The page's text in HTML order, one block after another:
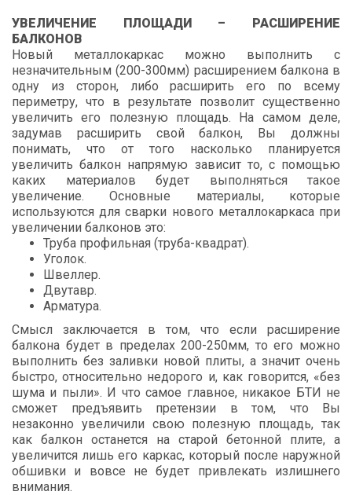
УВЕЛИЧЕНИЕ ПЛОЩАДИ – РАСШИРЕНИЕ
БАЛКОНОВ
Новый металлокаркас можно выполнить с
незначительным (200-300мм) расширением балкона в
одну из сторон, либо расширить его по всему
периметру, что в результате позволит существенно
увеличить его полезную площадь. На самом деле,
задумав расширить свой балкон, Вы должны
понимать, что от того насколько планируется
увеличить балкон напрямую зависит то, с помощью
каких материалов будет выполняться такое
увеличение. Основные материалы, которые
используются для сварки нового металлокаркаса при
увеличении балконов это:
Труба профильная (труба-квадрат).
Уголок.
Швеллер.
Двутавр.
Арматура.
Смысл заключается в том, что если расширение
балкона будет в пределах 200-250мм, то его можно
выполнить без заливки новой плиты, а значит очень
быстро, относительно недорого и, как говорится, «без
шума и пыли». И что самое главное, никакое БТИ не
сможет предъявить претензии в том, что Вы
незаконно увеличили свою полезную площадь, так
как балкон останется на старой бетонной плите, а
увеличится лишь его каркас, который после наружной
обшивки и вовсе не будет привлекать излишнего
внимания.